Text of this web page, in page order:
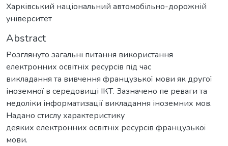
Харківський національний автомобільно-дорожній
університет
Abstract
Розглянуто загальні питання використання
електронних освітніх ресурсів під час
викладання та вивчення французької мови як другої
іноземної в середовищі ІКТ. Зазначено пе реваги та
недоліки інформатизації викладання іноземних мов.
Надано стислу характеристику
деяких електронних освітніх ресурсів французької
мови.